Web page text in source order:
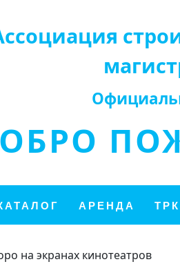
АРЕНДА
на экранах кинотеатров